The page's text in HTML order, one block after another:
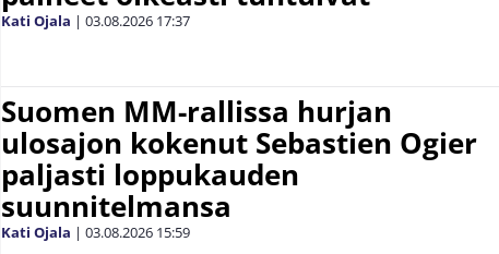
Kati Ojala | 03.08.2026 17:37
Suomen MM-rallissa hurjan
ulosajon kokenut Sebastien Ogier
paljasti loppukauden
suunnitelmansa
Kati Ojala | 03.08.2026 15:59